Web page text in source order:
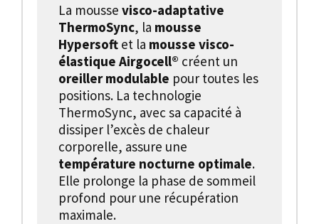
La mousse visco-adaptative
ThermoSync, la mousse
Hypersoft et la mousse visco-
élastique Airgocell® créent un
oreiller modulable pour toutes les
positions. La technologie
ThermoSync, avec sa capacité à
dissiper l’excès de chaleur
corporelle, assure une
température nocturne optimale.
Elle prolonge la phase de sommeil
profond pour une récupération
maximale.